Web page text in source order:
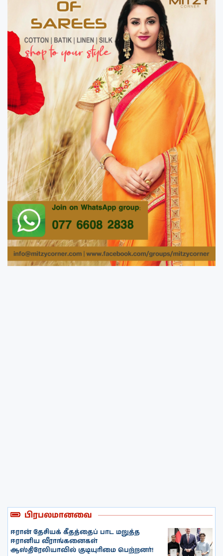
பிரபலமானவை
ஈரான் தேசியக் கீதத்தைப் பாட மறுத்த
ஈரானிய வீராங்கனைகள்
ஆஸ்திரேலியாவில் குடியுரிமை பெற்றனர்!